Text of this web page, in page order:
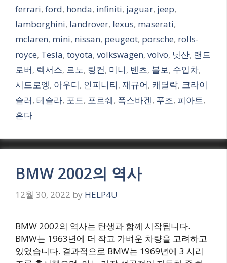
ferrari, ford, honda, infiniti, jaguar, jeep,
lamborghini, landrover, lexus, maserati,
mclaren, mini, nissan, peugeot, porsche, rolls-
royce, Tesla, toyota, volkswagen, volvo, 닛산, 랜드
로버, 렉서스, 르노, 링컨, 미니, 벤츠, 볼보, 수입차,
시트로엥, 아우디, 인피니티, 재규어, 캐딜락, 크라이
슬러, 테슬라, 포드, 포르쉐, 폭스바겐, 푸조, 피아트,
혼다
BMW 2002의 역사
12월 30, 2022 by HELP4U
BMW 2002의 역사는 탄생과 함께 시작됩니다.
BMW는 1963년에 더 작고 가벼운 차량을 고려하고
있었습니다. 결과적으로 BMW는 1969년에 3 시리